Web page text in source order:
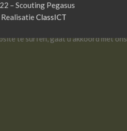
– Scouting Pegasus
ClassICT
te surfen, gaat u akkoord met ons